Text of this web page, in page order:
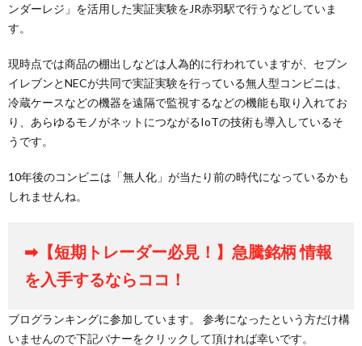
ンダーレジ」を活用した実証実験をJR赤羽駅で行うなどしていま
す。
現時点では商品の棚出しなどは人為的に行われていますが、セブン
イレブンとNECが共同で実証実験を行っている無人型コンビニは、
冷蔵ケースなどの機器を遠隔で監視するなどの機能も取り入れてお
り、あらゆるモノがネットにつながるIoTの技術も導入しているそ
うです。
10年後のコンビニは「無人化」が当たり前の時代になっているかも
しれませんね。
➡【短期トレーダー必見！】急騰銘柄 情報
を入手するならココ！
ブログランキングに参加しています。 参考になったという方だけ構
いませんので下記バナーをクリックして頂ければ幸いです。